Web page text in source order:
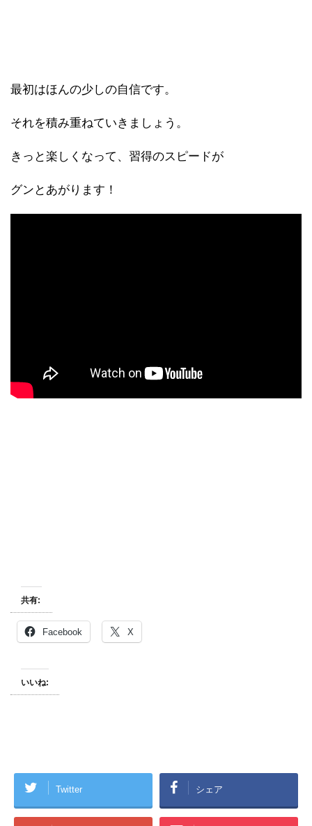
最初はほんの少しの自信です。
それを積み重ねていきましょう。
きっと楽しくなって、習得のスピードが
グンとあがります！
共有:
Facebook X
いいね:
Twitter シェア